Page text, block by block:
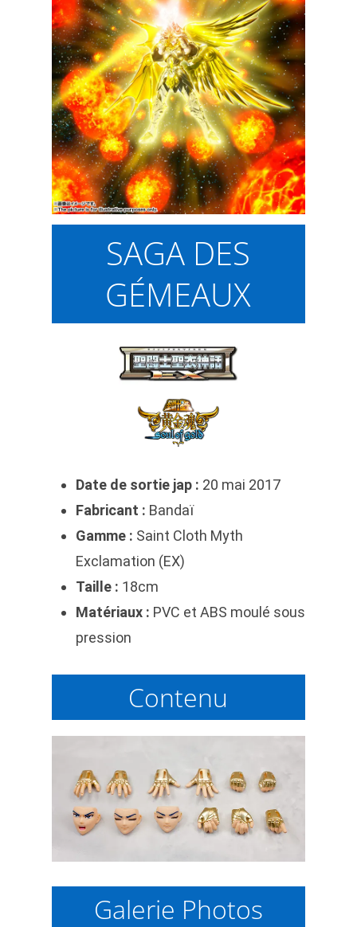
SAGA DES
GÉMEAUX
Date de sortie jap : 20 mai 2017
Fabricant : Bandaï
Gamme : Saint Cloth Myth
Exclamation (EX)
Taille : 18cm
Matériaux : PVC et ABS moulé sous
pression
Contenu
Galerie Photos